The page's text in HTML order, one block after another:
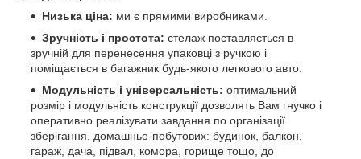
Низька ціна: ми є прямими виробниками.
Зручність і простота: стелаж поставляється в
зручній для перенесення упаковці з ручкою і
поміщається в багажник будь-якого легкового авто.
Модульність і універсальність: оптимальний
розмір і модульність конструкції дозволять Вам гнучко і
оперативно реалізувати завдання по організації
зберігання, домашньо-побутових: будинок, балкон,
гараж, дача, підвал, комора, горище тощо, до